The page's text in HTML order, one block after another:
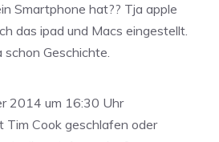
Smartphone hat?? Tja apple
das ipad und Macs eingestellt.
schon Geschichte.
2014 um 16:30 Uhr
Tim Cook geschlafen oder